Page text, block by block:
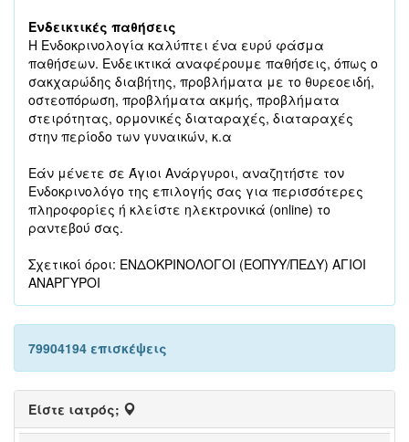
Ενδεικτικές παθήσεις
Η Ενδοκρινολογία καλύπτει ένα ευρύ φάσμα
παθήσεων. Ενδεικτικά αναφέρουμε παθήσεις, όπως ο
σακχαρώδης διαβήτης, προβλήματα με το θυρεοειδή,
οστεοπόρωση, προβλήματα ακμής, προβλήματα
στειρότητας, ορμονικές διαταραχές, διαταραχές
στην περίοδο των γυναικών, κ.α
Εάν μένετε σε Άγιοι Ανάργυροι, αναζητήστε τον
Ενδοκρινολόγο της επιλογής σας για περισσότερες
πληροφορίες ή κλείστε ηλεκτρονικά (online) το
ραντεβού σας.
Σχετικοί όροι: ΕΝΔΟΚΡΙΝΟΛΟΓΟΙ (ΕΟΠΥΥ/ΠΕΔΥ) ΑΓΙΟΙ
ΑΝΑΡΓΥΡΟΙ
79904194 επισκέψεις
Είστε ιατρός;